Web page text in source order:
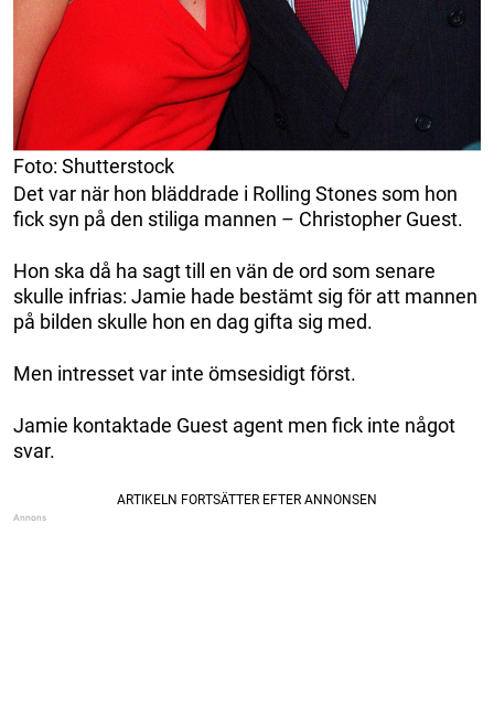
Foto: Shutterstock
Det var när hon bläddrade i Rolling Stones som hon
fick syn på den stiliga mannen – Christopher Guest.
Hon ska då ha sagt till en vän de ord som senare
skulle infrias: Jamie hade bestämt sig för att mannen
på bilden skulle hon en dag gifta sig med.
Men intresset var inte ömsesidigt först.
Jamie kontaktade Guest agent men fick inte något
svar.